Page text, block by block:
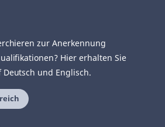
zur Anerkennung
Hier erhalten Sie
und Englisch.